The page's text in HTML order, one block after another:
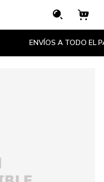
ENVÍOS A TODO EL